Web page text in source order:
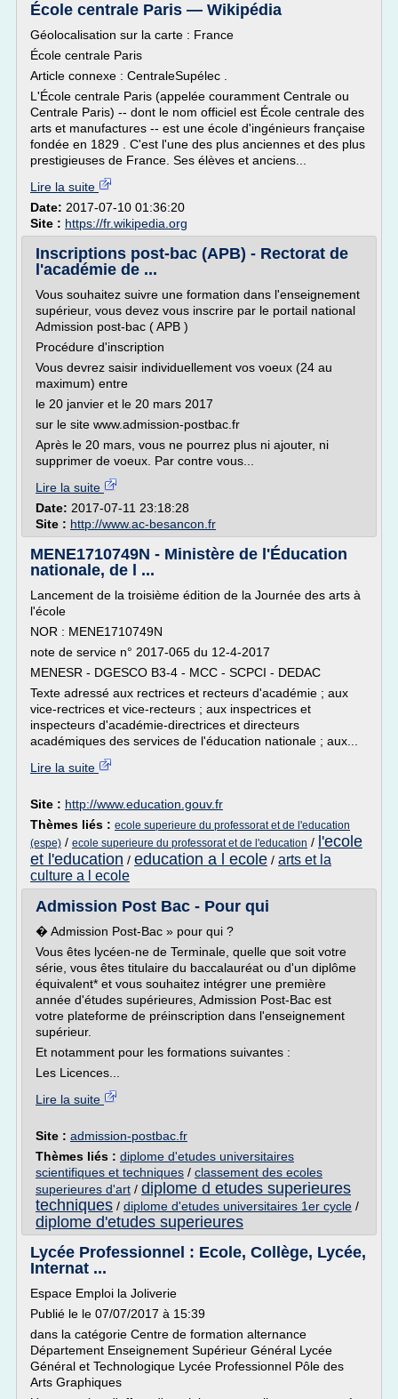
École centrale Paris — Wikipédia
Géolocalisation sur la carte : France
École centrale Paris
Article connexe : CentraleSupélec .
L'École centrale Paris (appelée couramment Centrale ou
Centrale Paris) -- dont le nom officiel est École centrale des
arts et manufactures -- est une école d'ingénieurs française
fondée en 1829 . C'est l'une des plus anciennes et des plus
prestigieuses de France. Ses élèves et anciens...
Lire la suite
Date: 2017-07-10 01:36:20
Site : https://fr.wikipedia.org
Inscriptions post-bac (APB) - Rectorat de
l'académie de ...
Vous souhaitez suivre une formation dans l'enseignement
supérieur, vous devez vous inscrire par le portail national
Admission post-bac ( APB )
Procédure d'inscription
Vous devrez saisir individuellement vos voeux (24 au
maximum) entre
le 20 janvier et le 20 mars 2017
sur le site www.admission-postbac.fr
Après le 20 mars, vous ne pourrez plus ni ajouter, ni
supprimer de voeux. Par contre vous...
Lire la suite
Date: 2017-07-11 23:18:28
Site : http://www.ac-besancon.fr
MENE1710749N - Ministère de l'Éducation
nationale, de l ...
Lancement de la troisième édition de la Journée des arts à
l'école
NOR : MENE1710749N
note de service n° 2017-065 du 12-4-2017
MENESR - DGESCO B3-4 - MCC - SCPCI - DEDAC
Texte adressé aux rectrices et recteurs d'académie ; aux
vice-rectrices et vice-recteurs ; aux inspectrices et
inspecteurs d'académie-directrices et directeurs
académiques des services de l'éducation nationale ; aux...
Lire la suite
Site : http://www.education.gouv.fr
Thèmes liés : ecole superieure du professorat et de l'education
(espe) / ecole superieure du professorat et de l'education / l'ecole
et l'education / education a l ecole / arts et la
culture a l ecole
Admission Post Bac - Pour qui
� Admission Post-Bac » pour qui ?
Vous êtes lycéen-ne de Terminale, quelle que soit votre
série, vous êtes titulaire du baccalauréat ou d'un diplôme
équivalent* et vous souhaitez intégrer une première
année d'études supérieures, Admission Post-Bac est
votre plateforme de préinscription dans l'enseignement
supérieur.
Et notamment pour les formations suivantes :
Les Licences...
Lire la suite
Site : admission-postbac.fr
Thèmes liés : diplome d'etudes universitaires
scientifiques et techniques / classement des ecoles
superieures d'art / diplome d etudes superieures
techniques / diplome d'etudes universitaires 1er cycle /
diplome d'etudes superieures
Lycée Professionnel : Ecole, Collège, Lycée,
Internat ...
Espace Emploi la Joliverie
Publié le le 07/07/2017 à 15:39
dans la catégorie Centre de formation alternance
Département Enseignement Supérieur Général Lycée
Général et Technologique Lycée Professionnel Pôle des
Arts Graphiques